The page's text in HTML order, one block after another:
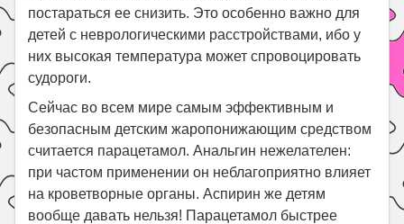
постараться ее снизить. Это особенно важно для
детей с неврологическими расстройствами, ибо у
них высокая температура может спровоцировать
судороги.
Сейчас во всем мире самым эффективным и
безопасным детским жаропонижающим средством
считается парацетамол. Анальгин нежелателен:
при частом применении он неблагоприятно влияет
на кроветворные органы. Аспирин же детям
вообще давать нельзя! Парацетамол быстрее